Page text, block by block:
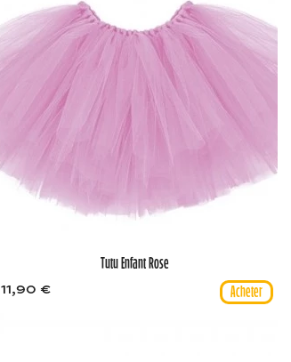
Tutu Enfant Rose
11,90 €